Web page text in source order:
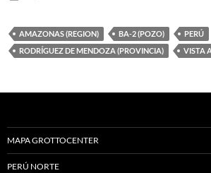
AMAZONAS (REGION) BA-2 (POZO)
PERÚ
RODRÍGUEZ DE MENDOZA (PROVINCIA)
VISTA
MAPA GROTTOCENTER
PERÚ NORTE